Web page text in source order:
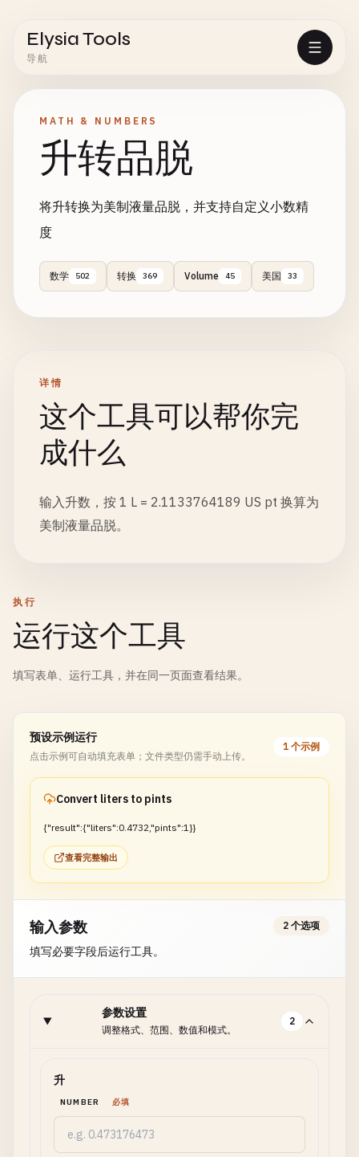
Elysia Tools
导航
MATH & NUMBERS
升转品脱
将升转换为美制液量品脱，并支持自定义小数精
度
数学 502 转换 369 Volume 45 美国 33
详情
这个工具可以帮你完
成什么
输入升数，按 1 L = 2.1133764189 US pt 换算为
美制液量品脱。
执行
运行这个工具
填写表单、运行工具，并在同一页面查看结果。
预设示例运行
点击示例可自动填充表单；文件类型仍需手动上传。
1 个示例
Convert liters to pints
{"result":{"liters":0.4732,"pints":1}}
查看完整输出
输入参数
填写必要字段后运行工具。
2 个选项
参数设置
调整格式、范围、数值和模式。
2
升
NUMBER 必填